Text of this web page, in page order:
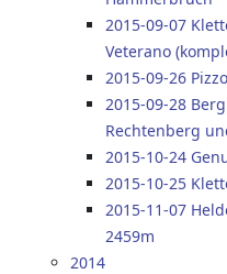
2015-09-07
Veterano
2015-09-26
2015-09-28
Rechtenberg
2015-10-24
2015-10-25
2015-11-07
2459m
2014